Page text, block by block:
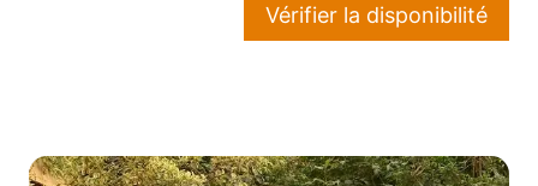
Vérifier la disponibilité